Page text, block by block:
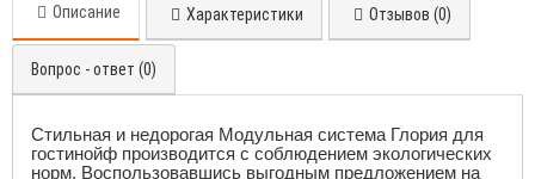
Описание Характеристики Отзывов (0)
Вопрос - ответ (0)
Стильная и недорогая Модульная система Глория для
гостинойф производится с соблюдением экологических
норм. Воспользовавшись выгодным предложением на